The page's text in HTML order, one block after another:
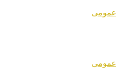
عمومی
عمومی